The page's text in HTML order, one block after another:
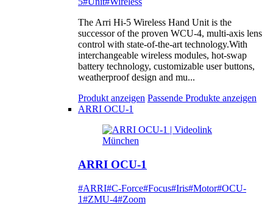
The Arri Hi-5 Wireless Hand Unit is the
successor of the proven WCU-4, multi-axis lens
control with state-of-the-art technology.With
interchangeable wireless modules, hot-swap
battery technology, customizable user buttons,
weatherproof design and mu...
Produkt anzeigen Passende Produkte anzeigen
ARRI OCU-1
ARRI OCU-1
#ARRI#C-Force#Focus#Iris#Motor#OCU-
1#ZMU-4#Zoom